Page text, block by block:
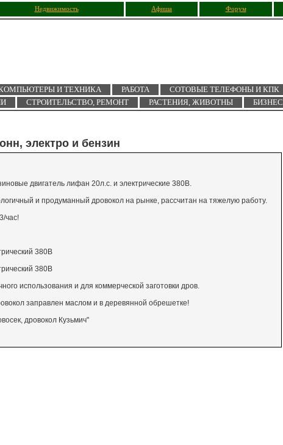
Недвижимость Афиша Форум
И ТЕХНИКА РАБОТА СОТОВЫЕ ТЕЛЕФОНЫ И КПК
СТРОИТЕЛЬСТВО, РЕМОНТ РАСТЕНИЯ, ЖИВОТНЫ БИЗНЕС
электро и бензин
двигатель лифан 20л.с. и электрические 380В.
и продуманный дровокол на рынке, рассчитан на тяжелую работу.
час!
380В
380В
использования и для коммерческой заготовки дров.
заправлен маслом и в деревянной обрешетке!
дровокол Кузьмич"